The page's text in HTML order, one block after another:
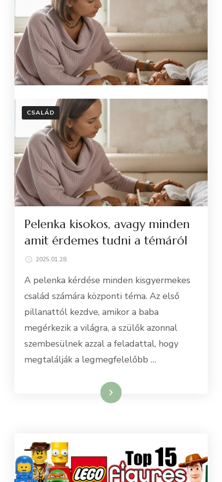
CSALÁD
Pelenka kisokos, avagy minden
amit érdemes tudni a témáról
2025.01.28.
A pelenka kérdése minden kisgyermekes
család számára központi téma. Az első
pillanattól kezdve, amikor a baba
megérkezik a világra, a szülők azonnal
szembesülnek azzal a feladattal, hogy
megtalálják a legmegfelelőbb …
Tovább